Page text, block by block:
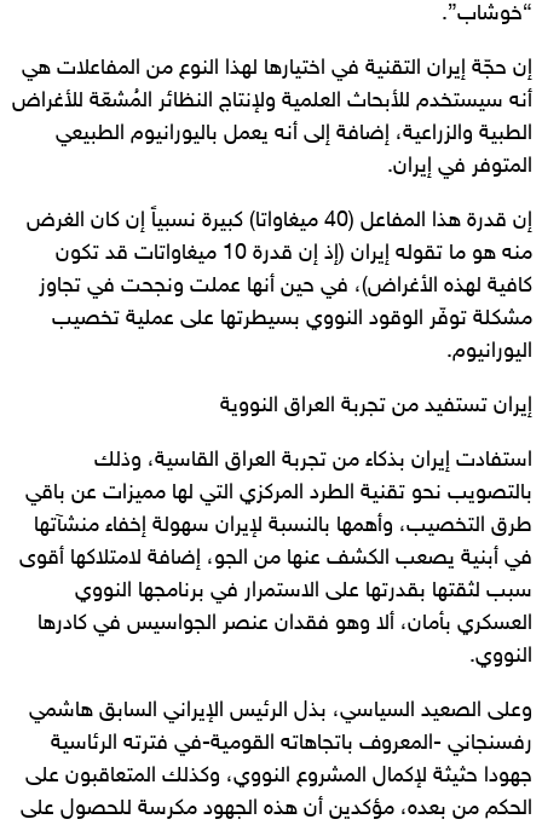
“خوشاب”.
إن حجّة إيران التقنية في اختيارها لهذا النوع من المفاعلات هي
أنه سيستخدم للأبحاث العلمية ولإنتاج النظائر المُشعّة للأغراض
الطبية والزراعية، إضافة إلى أنه يعمل باليورانيوم الطبيعي
المتوفر في إيران.
إن قدرة هذا المفاعل (40 ميغاواتا) كبيرة نسبياً إن كان الغرض
منه هو ما تقوله إيران (إذ إن قدرة 10 ميغاواتات قد تكون
كافية لهذه الأغراض)، في حين أنها عملت ونجحت في تجاوز
مشكلة توفّر الوقود النووي بسيطرتها على عملية تخصيب
اليورانيوم.
إيران تستفيد من تجربة العراق النووية
استفادت إيران بذكاء من تجربة العراق القاسية، وذلك
بالتصويب نحو تقنية الطرد المركزي التي لها مميزات عن باقي
طرق التخصيب، وأهمها بالنسبة لإيران سهولة إخفاء منشآتها
في أبنية يصعب الكشف عنها من الجو، إضافة لامتلاكها أقوى
سبب لثقتها بقدرتها على الاستمرار في برنامجها النووي
العسكري بأمان، ألا وهو فقدان عنصر الجواسيس في كادرها
النووي.
وعلى الصعيد السياسي، بذل الرئيس الإيراني السابق هاشمي
رفسنجاني -المعروف باتجاهاته القومية-في فترته الرئاسية
جهودا حثيثة لإكمال المشروع النووي، وكذلك المتعاقبون على
الحكم من بعده، مؤكدين أن هذه الجهود مكرسة للحصول على